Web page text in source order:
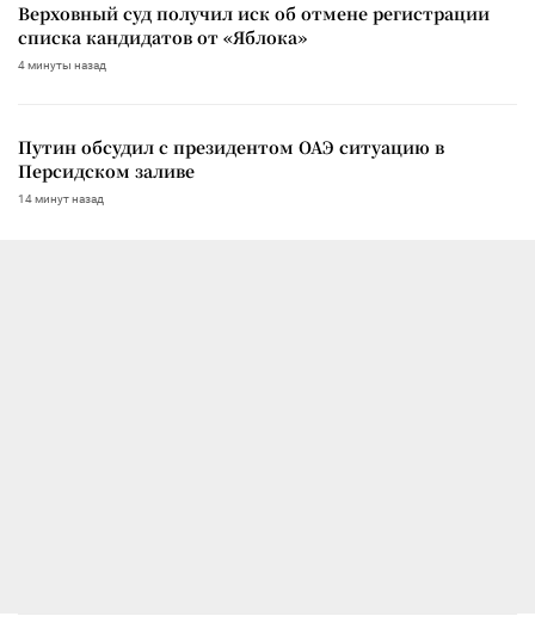
Верховный суд получил иск об отмене регистрации
списка кандидатов от «Яблока»
4 минуты назад
Путин обсудил с президентом ОАЭ ситуацию в
Персидском заливе
14 минут назад